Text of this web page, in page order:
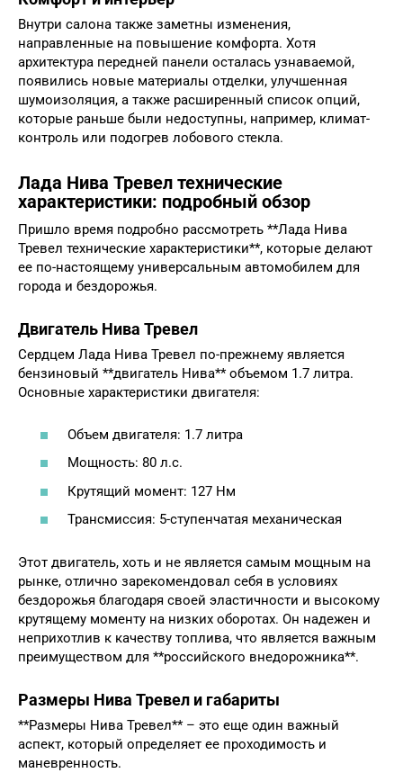
Внутри салона также заметны изменения,
направленные на повышение комфорта. Хотя
архитектура передней панели осталась узнаваемой,
появились новые материалы отделки, улучшенная
шумоизоляция, а также расширенный список опций,
которые раньше были недоступны, например, климат-
контроль или подогрев лобового стекла.
Лада Нива Тревел технические
характеристики: подробный обзор
Пришло время подробно рассмотреть **Лада Нива
Тревел технические характеристики**, которые делают
ее по-настоящему универсальным автомобилем для
города и бездорожья.
Двигатель Нива Тревел
Сердцем Лада Нива Тревел по-прежнему является
бензиновый **двигатель Нива** объемом 1.7 литра.
Основные характеристики двигателя:
Объем двигателя: 1.7 литра
Мощность: 80 л.с.
Крутящий момент: 127 Нм
Трансмиссия: 5-ступенчатая механическая
Этот двигатель, хоть и не является самым мощным на
рынке, отлично зарекомендовал себя в условиях
бездорожья благодаря своей эластичности и высокому
крутящему моменту на низких оборотах. Он надежен и
неприхотлив к качеству топлива, что является важным
преимуществом для **российского внедорожника**.
Размеры Нива Тревел и габариты
**Размеры Нива Тревел** – это еще один важный
аспект, который определяет ее проходимость и
маневренность.